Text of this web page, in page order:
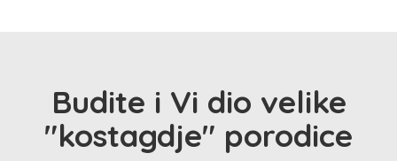
Budite i Vi dio velike
"kostagdje" porodice